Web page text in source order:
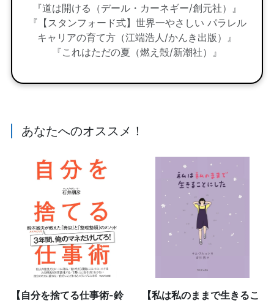
『道は開ける（デール・カーネギー/創元社）』
『【スタンフォード式】世界一やさしい パラレル
キャリアの育て方（江端浩人/かんき出版）』
『これはただの夏（燃え殻/新潮社）』
あなたへのオススメ！
【自分を捨てる仕事術-鈴
【私は私のままで生きるこ